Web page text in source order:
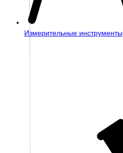
Измерительные инструменты